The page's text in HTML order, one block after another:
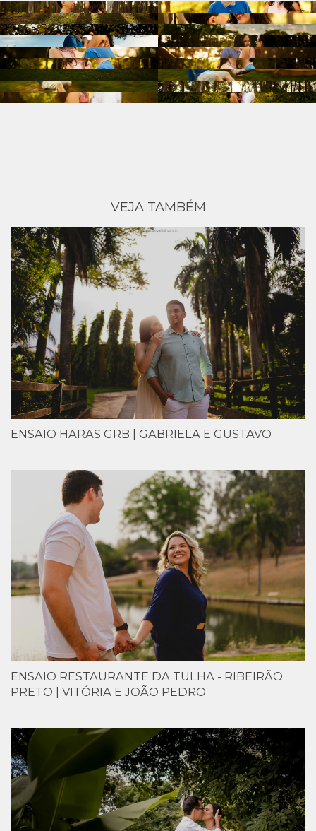
VEJA TAMBÉM
ENSAIO HARAS GRB | GABRIELA E GUSTAVO
ENSAIO RESTAURANTE DA TULHA - RIBEIRÃO
PRETO | VITÓRIA E JOÃO PEDRO